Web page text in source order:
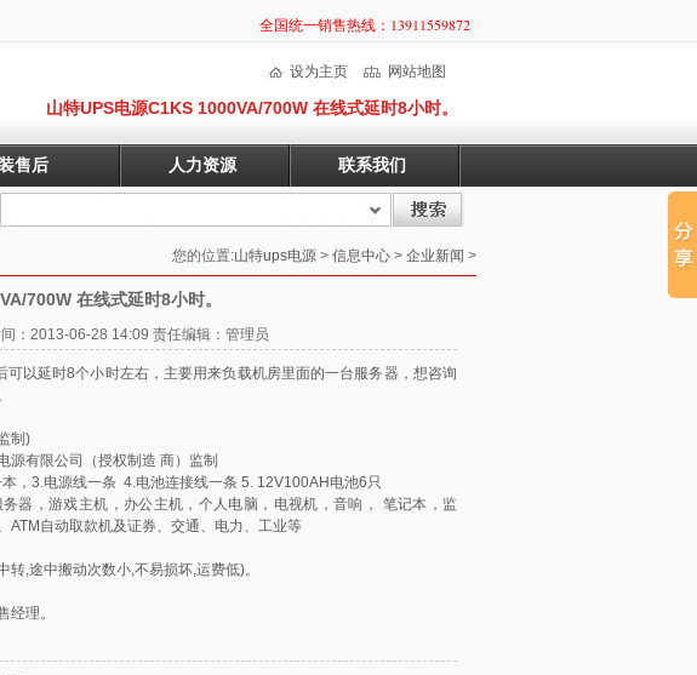
全国统一销售热线：13911559872
网站地图
设为主页
山特UPS电源C1KS 1000VA/700W 在线式延时8小时。
售后 人力资源 联系我们
您的位置:山特ups电源 > 信息中心 > 企业新闻 >
700W 在线式延时8小时。
：2013-06-28 14:09 责任编辑：管理员
可以延时8个小时左右，主要用来负载机房里面的一台服务器，想咨询
制)
源有限公司（授权制造 商）监制
，3.电源线一条 4.电池连接线一条 5. 12V100AH电池6只
器，游戏主机，办公主机，个人电脑，电视机，音响， 笔记本，监
ATM自动取款机及证券、交通、电力、工业等
,途中搬动次数小,不易损坏,运费低)。
经理。